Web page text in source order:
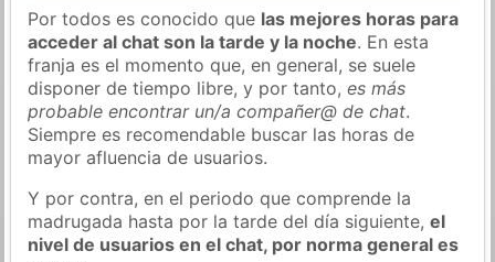
Por todos es conocido que las mejores horas para
acceder al chat son la tarde y la noche. En esta
franja es el momento que, en general, se suele
disponer de tiempo libre, y por tanto,es más
probable encontrar un/a compañer@ de chat.
Siempre es recomendable buscar las horas de
mayor afluencia de usuarios.
Y por contra, en el periodo que comprende la
madrugada hasta por la tarde del día siguiente,el
nivel de usuarios en el chat, por norma general es